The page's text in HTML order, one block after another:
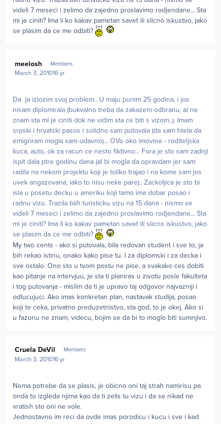
videli 7 meseci i zelimo da zajedno proslavimo rodjendane... Sta
mi je ciniti? Ima li ko kakav pametan savet ili slicno iskustvo, jako
se plasim da ce me odbiti?
meelosh Members
March 3, 201016 yr
Da ja izlozim svoj problem.. U maju punim 25 godina, i jos
nisam diplomirala (bukvalno treba da zakazem odbranu, al ne
znam sta mi je ciniti dok ne vidim sta ce biti s vizom..). Imam
srpski i hrvatski pasos i solidno sam putovala (da sam htela da
emigriram mogla sam odavno)... OVo oko imovine - roditeljska
kuca, auto, ok za racun ce nesto fiktivno... Fora je sto sam zadnji
ispit dala ptre godinu dana (al bi mogla da opravdam jer sam
radila na nekom projektu koji je toliko trajao i na kome sam jos
uvek angazovana, iako to nisu neke pare).. Zackoljica je sto bi
isla u posetu decku u ameriku koji tamo ima dobar posao i
radnu vizu. Trazila biih turisticku vizu na 15 dana - nismo se
videli 7 meseci i zelimo da zajedno proslavimo rodjendane... Sta
mi je ciniti? Ima li ko kakav pametan savet ili slicno iskustvo, jako
se plasim da ce me odbiti?
My two cents - ako si putovala, bila redovan student i sve to, ja
bih rekao istinu, onako kako pise tu. I za diplomski i za decka i
sve ostalo. Ono sto u tvom postu ne pise, a svakako ces dobiti
kao pitanje na intervjuu, je sta ti planiras u zivotu posle fakulteta
i tog putovanja - mislim da ti je upravo taj odgovor najvazniji i
odlucujuci. Ako imas konkretan plan, nastavak studija, posao
koji te ceka, privatno preduzetnistvo, sta god, to je okej. Ako si
u fazonu ne znam, videcu, bojim se da bi to moglo biti sumnjivo.
Cruela DeVil Members
March 3, 201016 yr
Nema potrebe da se plasis, je obicno oni taj strah namirisu pa
onda to izgleda njima kao da ti zelis tu vizu i da se nikad ne
vratish sto oni ne vole.
Jednostavno im reci da ovde imas porodicu i kucu i sve i kad